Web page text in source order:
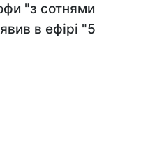
"з сотнями
в ефірі "5